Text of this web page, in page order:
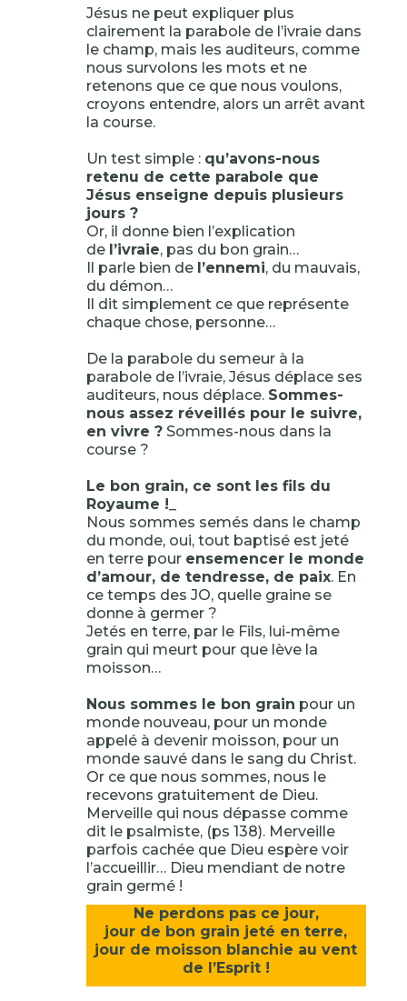
Jésus ne peut expliquer plus
clairement la parabole de l’ivraie dans
le champ, mais les auditeurs, comme
nous survolons les mots et ne
retenons que ce que nous voulons,
croyons entendre, alors un arrêt avant
la course.
Un test simple : qu’avons-nous
retenu de cette parabole que
Jésus enseigne depuis plusieurs
jours ?
Or, il donne bien l’explication
de l’ivraie, pas du bon grain…
Il parle bien de l’ennemi, du mauvais,
du démon…
Il dit simplement ce que représente
chaque chose, personne…
De la parabole du semeur à la
parabole de l’ivraie, Jésus déplace ses
auditeurs, nous déplace. Sommes-
nous assez réveillés pour le suivre,
en vivre ?Sommes-nous dans la
course ?
Le bon grain, ce sont les fils du
Royaume !
Nous sommes semés dans le champ
du monde, oui, tout baptisé est jeté
en terre pour ensemencer le monde
d’amour, de tendresse, de paix. En
ce temps des JO, quelle graine se
donne à germer ?
Jetés en terre, par le Fils, lui-même
grain qui meurt pour que lève la
moisson…
Nous sommes le bon grain pour un
monde nouveau, pour un monde
appelé à devenir moisson, pour un
monde sauvé dans le sang du Christ.
Or ce que nous sommes, nous le
recevons gratuitement de Dieu.
Merveille qui nous dépasse comme
dit le psalmiste, (ps 138). Merveille
parfois cachée que Dieu espère voir
l’accueillir… Dieu mendiant de notre
grain germé !
Ne perdons pas ce jour,
jour de bon grain jeté en terre,
jour de moisson blanchie au vent
de l’Esprit !